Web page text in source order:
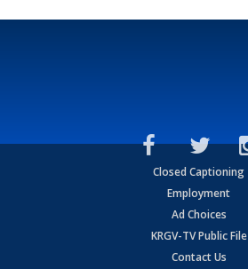
Closed Captioning
Employment
Ad Choices
KRGV-TV Public File
Contact Us